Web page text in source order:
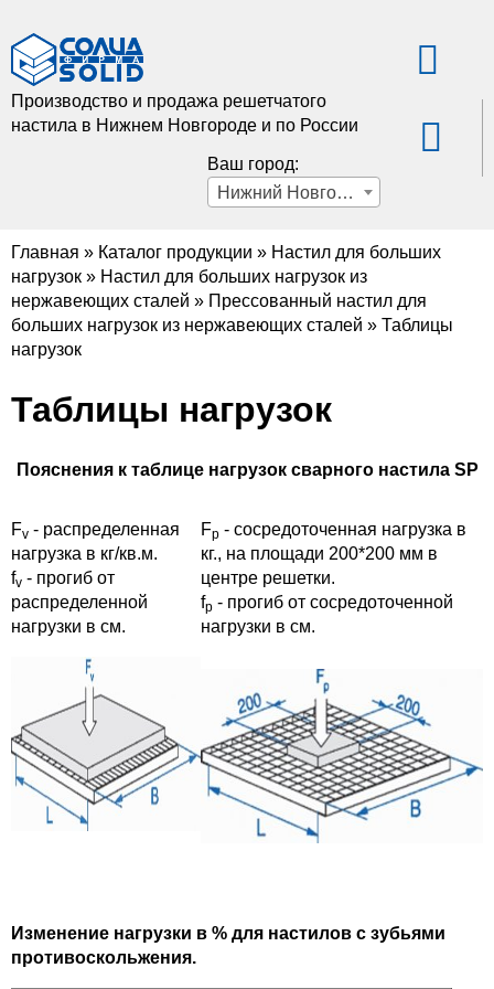
Производство и продажа решетчатого
настила в Нижнем Новгороде и по России
Ваш город:
Нижний Новгород
Главная » Каталог продукции » Настил для больших
нагрузок » Настил для больших нагрузок из
нержавеющих сталей » Прессованный настил для
больших нагрузок из нержавеющих сталей » Таблицы
нагрузок
Таблицы нагрузок
Пояснения к таблице нагрузок сварного настила SP
Fv - распределенная
нагрузка в кг/кв.м.
fv - прогиб от
распределенной
нагрузки в см.
Fp - сосредоточенная нагрузка в
кг., на площади 200*200 мм в
центре решетки.
fp - прогиб от сосредоточенной
нагрузки в см.
Изменение нагрузки в % для настилов с зубьями
противоскольжения.